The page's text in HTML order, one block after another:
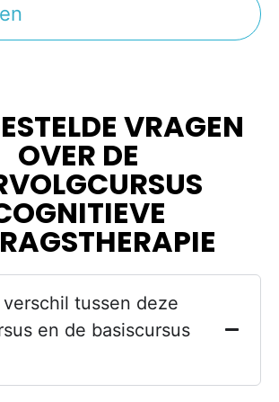
VRAGEN
OVER DE
tussen deze
en de basiscursus